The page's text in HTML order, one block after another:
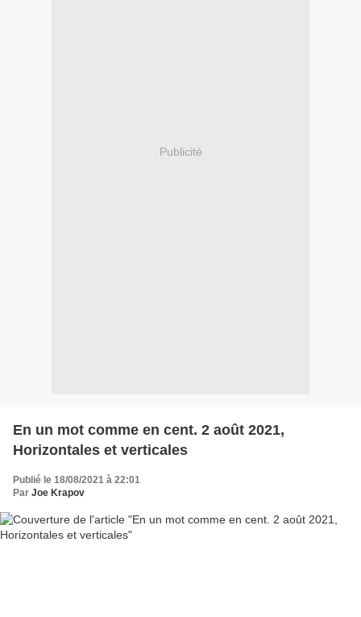
Publicité
En un mot comme en cent. 2 août 2021,
Horizontales et verticales
Publié le 18/08/2021 à 22:01
Par Joe Krapov